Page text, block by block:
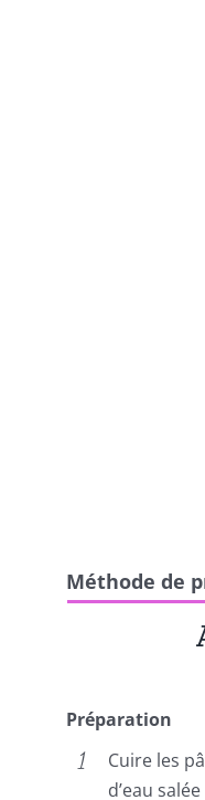
Méthode de
Préparation
Cuire les
d’eau